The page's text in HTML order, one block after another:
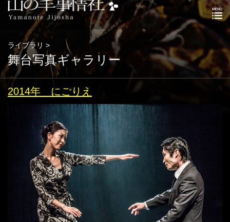
ライブラリ >
舞台写真ギャラリー
2014年 にごりえ